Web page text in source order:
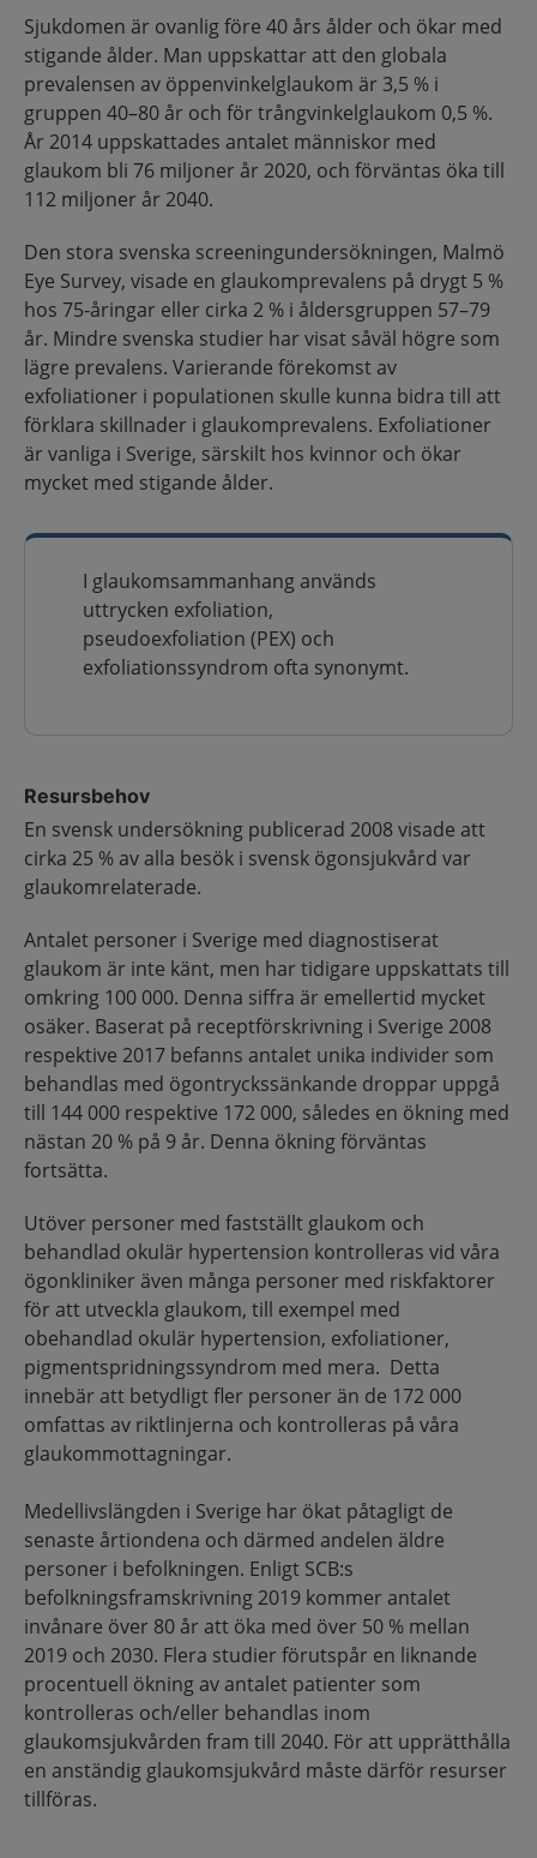
Sjukdomen är ovanlig före 40 års ålder och ökar med
stigande ålder. Man uppskattar att den globala
prevalensen av öppenvinkelglaukom är 3,5 % i
gruppen 40–80 år och för trångvinkelglaukom 0,5 %.
År 2014 uppskattades antalet människor med
glaukom bli 76 miljoner år 2020, och förväntas öka till
112 miljoner år 2040.
Den stora svenska screeningundersökningen, Malmö
Eye Survey, visade en glaukomprevalens på drygt 5 %
hos 75-åringar eller cirka 2 % i åldersgruppen 57–79
år. Mindre svenska studier har visat såväl högre som
lägre prevalens. Varierande förekomst av
exfoliationer i populationen skulle kunna bidra till att
förklara skillnader i glaukomprevalens. Exfoliationer
är vanliga i Sverige, särskilt hos kvinnor och ökar
mycket med stigande ålder.
I glaukomsammanhang används
uttrycken exfoliation,
pseudoexfoliation (PEX) och
exfoliationssyndrom ofta synonymt.
Resursbehov
En svensk undersökning publicerad 2008 visade att
cirka 25 % av alla besök i svensk ögonsjukvård var
glaukomrelaterade.
Antalet personer i Sverige med diagnostiserat
glaukom är inte känt, men har tidigare uppskattats till
omkring 100 000. Denna siffra är emellertid mycket
osäker. Baserat på receptförskrivning i Sverige 2008
respektive 2017 befanns antalet unika individer som
behandlas med ögontryckssänkande droppar uppgå
till 144 000 respektive 172 000, således en ökning med
nästan 20 % på 9 år. Denna ökning förväntas
fortsätta.
Utöver personer med fastställt glaukom och
behandlad okulär hypertension kontrolleras vid våra
ögonkliniker även många personer med riskfaktorer
för att utveckla glaukom, till exempel med
obehandlad okulär hypertension, exfoliationer,
pigmentspridningssyndrom med mera. Detta
innebär att betydligt fler personer än de 172 000
omfattas av riktlinjerna och kontrolleras på våra
glaukommottagningar.
Medellivslängden i Sverige har ökat påtagligt de
senaste årtiondena och därmed andelen äldre
personer i befolkningen. Enligt SCB:s
befolkningsframskrivning 2019 kommer antalet
invånare över 80 år att öka med över 50 % mellan
2019 och 2030. Flera studier förutspår en liknande
procentuell ökning av antalet patienter som
kontrolleras och/eller behandlas inom
glaukomsjukvården fram till 2040. För att upprätthålla
en anständig glaukomsjukvård måste därför resurser
tillföras.